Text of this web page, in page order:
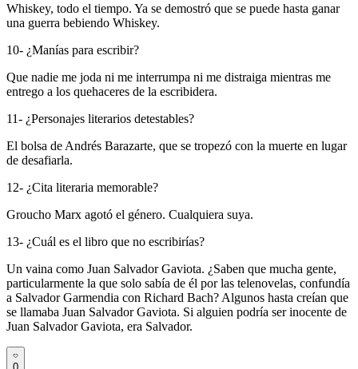
Whiskey, todo el tiempo. Ya se demostró que se puede hasta ganar
una guerra bebiendo Whiskey.
10- ¿Manías para escribir?
Que nadie me joda ni me interrumpa ni me distraiga mientras me
entrego a los quehaceres de la escribidera.
11- ¿Personajes literarios detestables?
El bolsa de Andrés Barazarte, que se tropezó con la muerte en lugar
de desafiarla.
12- ¿Cita literaria memorable?
Groucho Marx agotó el género. Cualquiera suya.
13- ¿Cuál es el libro que no escribirías?
Un vaina como Juan Salvador Gaviota. ¿Saben que mucha gente,
particularmente la que solo sabía de él por las telenovelas, confundía
a Salvador Garmendia con Richard Bach? Algunos hasta creían que
se llamaba Juan Salvador Gaviota. Si alguien podría ser inocente de
Juan Salvador Gaviota, era Salvador.